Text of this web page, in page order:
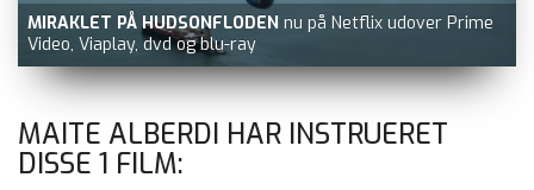
MIRAKLET PÅ HUDSONFLODEN nu på Netflix udover Prime
Video, Viaplay, dvd og blu-ray
MAITE ALBERDI HAR INSTRUERET
DISSE 1 FILM: